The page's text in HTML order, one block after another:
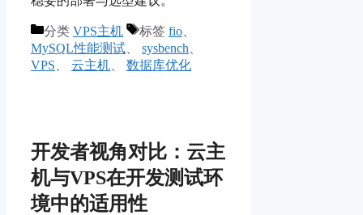
分类 VPS主机 标签 fio
MySQL性能测试
sysbench
VPS
云主机 数据库优化
开发者视角对比：云主
机与VPS在开发测试环
境中的适用性